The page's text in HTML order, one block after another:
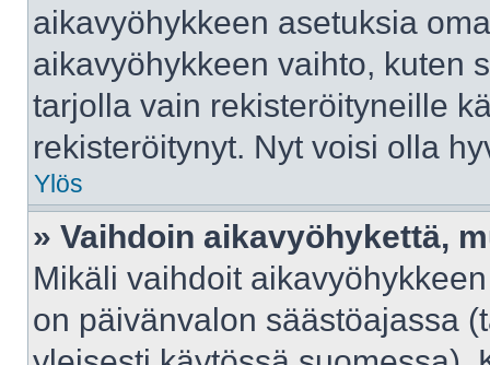
aikavyöhykkeen asetuksia
aikavyöhykkeen vaihto, kuten
tarjolla vain rekisteröityneille
rekisteröitynyt. Nyt voisi olla
Ylös
» Vaihdoin aikavyöhykettä,
Mikäli vaihdoit
on päivänvalon säästöajassa